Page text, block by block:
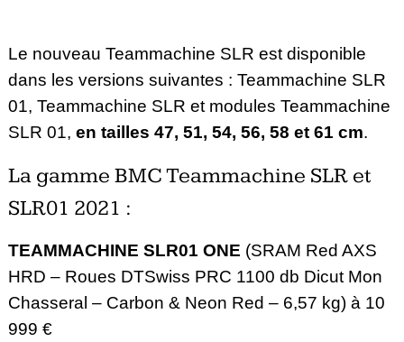
Le nouveau Teammachine SLR est disponible
dans les versions suivantes : Teammachine SLR
01, Teammachine SLR et modules Teammachine
SLR 01, en tailles 47, 51, 54, 56, 58 et 61 cm.
La gamme BMC Teammachine SLR et
SLR01 2021 :
TEAMMACHINE SLR01 ONE (SRAM Red AXS
HRD – Roues DTSwiss PRC 1100 db Dicut Mon
Chasseral – Carbon & Neon Red – 6,57 kg) à 10
999 €